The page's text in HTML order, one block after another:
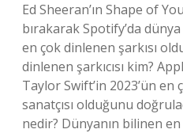
Ed Sheeran’ın Shape of
bırakarak Spotify’da
en çok dinlenen şarkısı
dinlenen şarkıcısı kim?
Taylor Swift’in 2023’ün
sanatçısı olduğunu
nedir? Dünyanın bilinen